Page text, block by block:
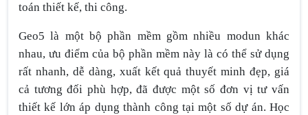
toán thiết kế, thi công.
Geo5 là một bộ phần mềm gồm nhiều modun khác
nhau, ưu điểm của bộ phần mềm này là có thể sử dụng
rất nhanh, dễ dàng, xuất kết quả thuyết minh đẹp, giá
cả tương đối phù hợp, đã được một số đơn vị tư vấn
thiết kế lớn áp dụng thành công tại một số dự án. Học